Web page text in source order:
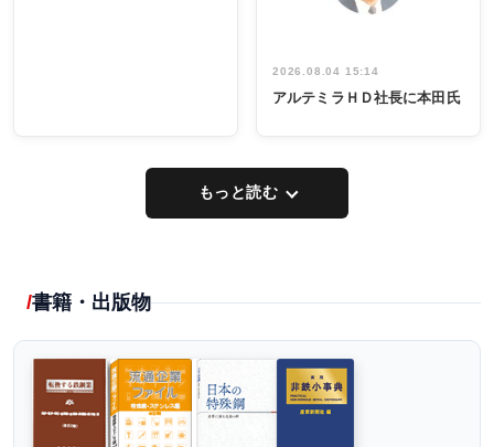
2026.08.04 15:14
アルテミラＨＤ社長に本田氏
もっと読む
書籍・出版物